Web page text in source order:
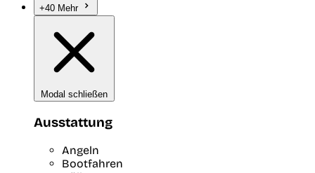
+40 Mehr
Modal schließen
Ausstattung
Angeln
Bootfahren